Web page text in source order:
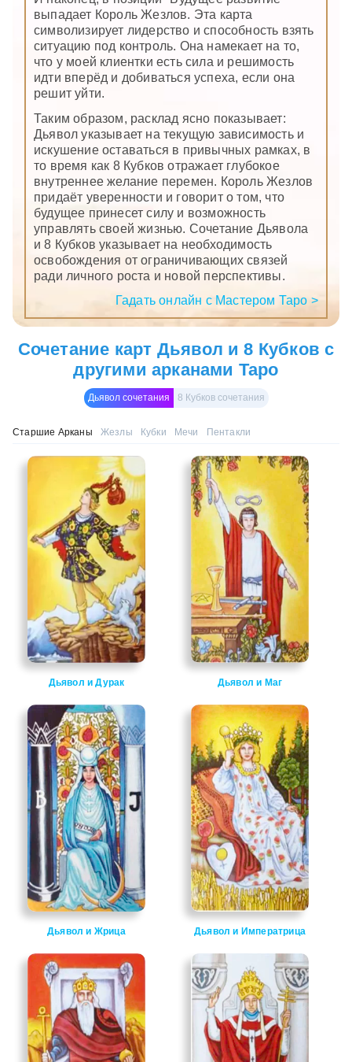
выпадает Король Жезлов. Эта карта
символизирует лидерство и способность взять
ситуацию под контроль. Она намекает на то,
что у моей клиентки есть сила и решимость
идти вперёд и добиваться успеха, если она
решит уйти.
Таким образом, расклад ясно показывает:
Дьявол указывает на текущую зависимость и
искушение оставаться в привычных рамках, в
то время как 8 Кубков отражает глубокое
внутреннее желание перемен. Король Жезлов
придаёт уверенности и говорит о том, что
будущее принесет силу и возможность
управлять своей жизнью. Сочетание Дьявола
и 8 Кубков указывает на необходимость
освобождения от ограничивающих связей
ради личного роста и новой перспективы.
Гадать онлайн с Мастером Таро >
Сочетание карт Дьявол и 8 Кубков с
другими арканами Таро
Дьявол сочетания 8 Кубков сочетания
Старшие Арканы Жезлы Кубки Мечи Пентакли
Дьявол и Дурак Дьявол и Маг
Дьявол и Жрица Дьявол и Императрица